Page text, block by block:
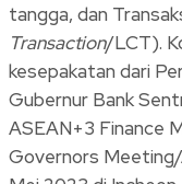
tangga, dan
Transaction/LCT).
kesepakatan dari
Gubernur Bank
ASEAN+3 Finance
Governors